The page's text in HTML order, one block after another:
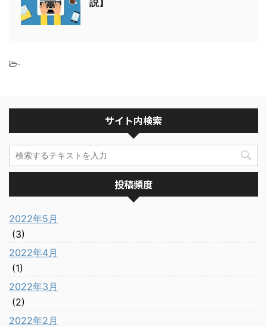
説】
-
サイト内検索
投稿頻度
2022年5月
(3)
2022年4月
(1)
2022年3月
(2)
2022年2月